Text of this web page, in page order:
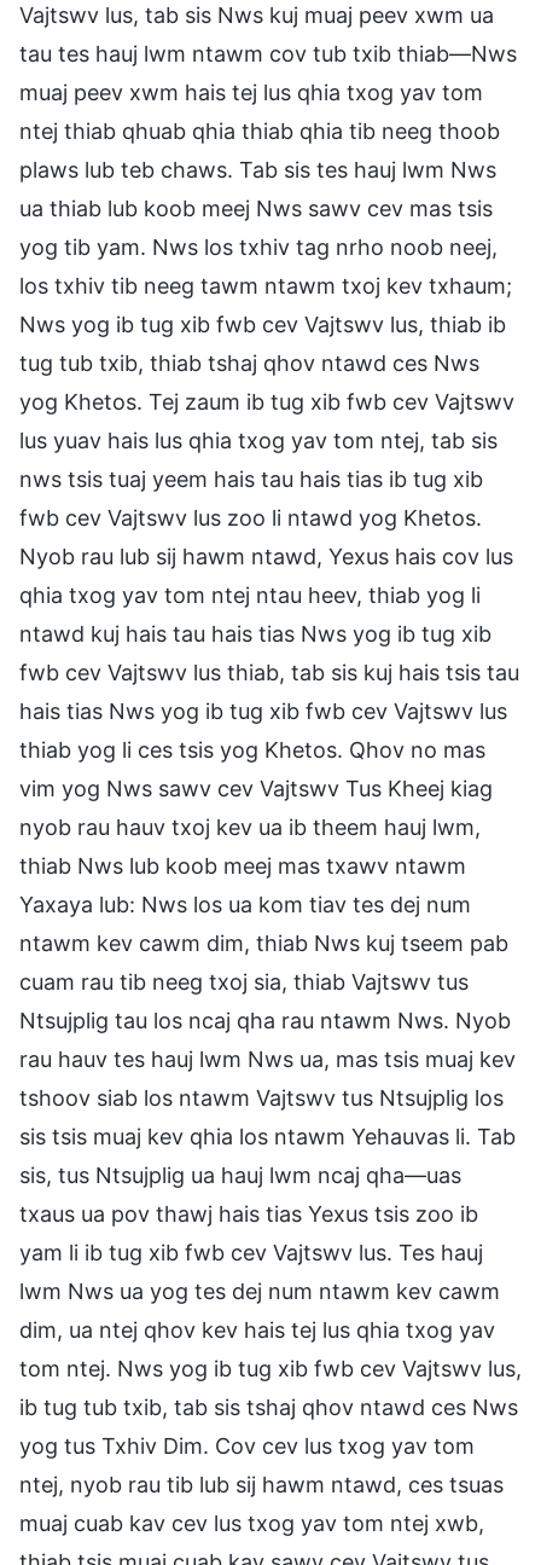
Vajtswv lus, tab sis Nws kuj muaj peev xwm ua
tau tes hauj lwm ntawm cov tub txib thiab—Nws
muaj peev xwm hais tej lus qhia txog yav tom
ntej thiab qhuab qhia thiab qhia tib neeg thoob
plaws lub teb chaws. Tab sis tes hauj lwm Nws
ua thiab lub koob meej Nws sawv cev mas tsis
yog tib yam. Nws los txhiv tag nrho noob neej,
los txhiv tib neeg tawm ntawm txoj kev txhaum;
Nws yog ib tug xib fwb cev Vajtswv lus, thiab ib
tug tub txib, thiab tshaj qhov ntawd ces Nws
yog Khetos. Tej zaum ib tug xib fwb cev Vajtswv
lus yuav hais lus qhia txog yav tom ntej, tab sis
nws tsis tuaj yeem hais tau hais tias ib tug xib
fwb cev Vajtswv lus zoo li ntawd yog Khetos.
Nyob rau lub sij hawm ntawd, Yexus hais cov lus
qhia txog yav tom ntej ntau heev, thiab yog li
ntawd kuj hais tau hais tias Nws yog ib tug xib
fwb cev Vajtswv lus thiab, tab sis kuj hais tsis tau
hais tias Nws yog ib tug xib fwb cev Vajtswv lus
thiab yog li ces tsis yog Khetos. Qhov no mas
vim yog Nws sawv cev Vajtswv Tus Kheej kiag
nyob rau hauv txoj kev ua ib theem hauj lwm,
thiab Nws lub koob meej mas txawv ntawm
Yaxaya lub: Nws los ua kom tiav tes dej num
ntawm kev cawm dim, thiab Nws kuj tseem pab
cuam rau tib neeg txoj sia, thiab Vajtswv tus
Ntsujplig tau los ncaj qha rau ntawm Nws. Nyob
rau hauv tes hauj lwm Nws ua, mas tsis muaj kev
tshoov siab los ntawm Vajtswv tus Ntsujplig los
sis tsis muaj kev qhia los ntawm Yehauvas li. Tab
sis, tus Ntsujplig ua hauj lwm ncaj qha—uas
txaus ua pov thawj hais tias Yexus tsis zoo ib
yam li ib tug xib fwb cev Vajtswv lus. Tes hauj
lwm Nws ua yog tes dej num ntawm kev cawm
dim, ua ntej qhov kev hais tej lus qhia txog yav
tom ntej. Nws yog ib tug xib fwb cev Vajtswv lus,
ib tug tub txib, tab sis tshaj qhov ntawd ces Nws
yog tus Txhiv Dim. Cov cev lus txog yav tom
ntej, nyob rau tib lub sij hawm ntawd, ces tsuas
muaj cuab kav cev lus txog yav tom ntej xwb,